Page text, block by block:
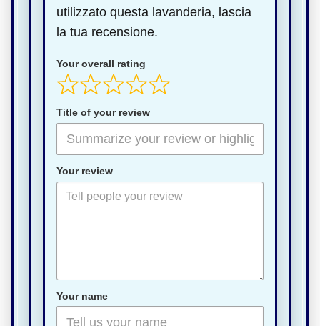
utilizzato questa lavanderia, lascia
la tua recensione.
Your overall rating
Title of your review
Your review
Your name